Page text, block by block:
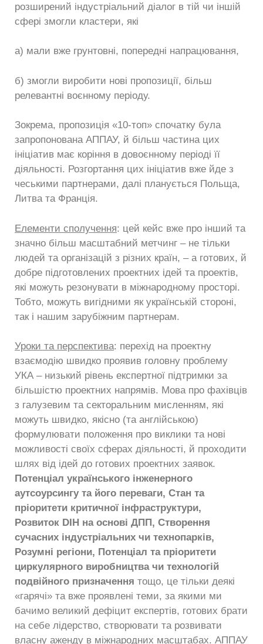
розширений індустріальний діалог в тій чи іншій
сфері змогли кластери, які
а) мали вже грунтовні, попередні напрацювання,
б) змогли виробити нові пропозиції, більш
релевантні воєнному періоду.
Зокрема, пропозиція «10-топ» спочатку була
запропонована АППАУ, й більш частина цих
ініціатив має коріння в довоєнному періоді її
діяльності. Розгортання цих ініціатив вже йде з
чеськими партнерами, далі планується Польща,
Литва та Франція.
Елементи сполучення: цей кейс вже про інший та
значно більш масштабний метчинг – не тільки
людей та організацій з різних країн, – а готових, й
добре підготовлених проектних ідей та проектів,
які можуть резонувати в міжнародному просторі.
Тобто, можуть вигідними як українській стороні,
так і нашим зарубіжним партнерам.
Уроки та перспектива: перехід на проектну
взаємодію швидко проявив головну проблему
УКА – низький рівень експертної підтримки за
більшістю проектних напрямів. Мова про фахівців
з галузевим та секторальним мисленням, які
можуть швидко, якісно (та англійською)
формулювати положення про виклики та нові
можливості своїх сферах діяльності, й проходити
шлях від ідей до готових проектних заявок.
Потенціал українського інженерного
аутсоурсингу та його переваги, Стан та
пріоритети критичної інфраструктури,
Розвиток DIH на основі ДПП, Створення
сучасних індустріальних чи технопарків,
Розумні регіони, Потенціал та пріоритети
циркулярного виробництва чи технологій
подвійного призначення тощо, це тільки деякі
«гарячі» та вже проявлені теми, за якими ми
бачимо великий дефіцит експертів, готових брати
на себе лідерство, створювати та розвивати
власну аженду в міжнародних масштабах. АППАУ